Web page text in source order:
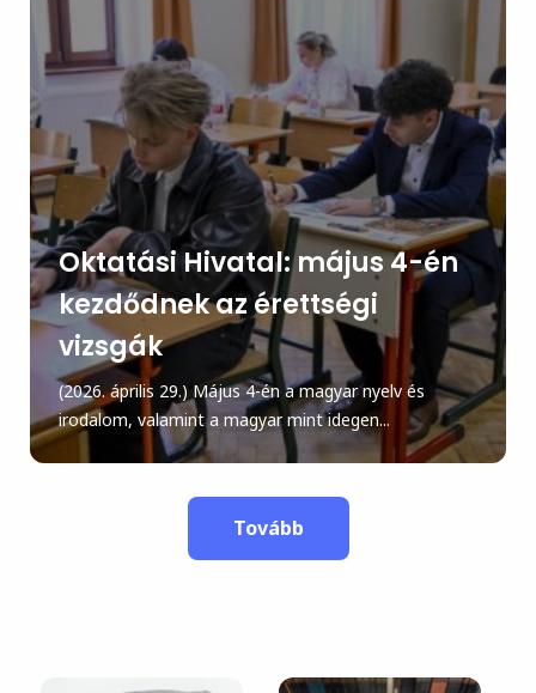
Oktatási Hivatal: május 4-én
kezdődnek az érettségi
vizsgák
(2026. április 29.) Május 4-én a magyar nyelv és
irodalom, valamint a magyar mint idegen...
Tovább